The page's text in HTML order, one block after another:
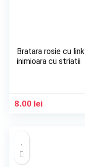
Bratara rosie cu link
inimioara cu striatii
8.00 lei